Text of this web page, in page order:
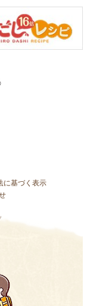
に基づく表示